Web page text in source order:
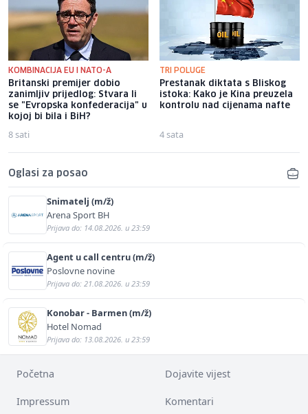
KOMBINACIJA EU I NATO-A
Britanski premijer dobio
zanimljiv prijedlog: Stvara li
se "Evropska konfederacija" u
kojoj bi bila i BiH?
8 sati
TRI POLUGE
Prestanak diktata s Bliskog
istoka: Kako je Kina preuzela
kontrolu nad cijenama nafte
4 sata
Oglasi za posao
Snimatelj (m/ž)
Arena Sport BH
Prijava do: 14.08.2026. u 23:59
Agent u call centru (m/ž)
Poslovne novine
Prijava do: 21.08.2026. u 23:59
Konobar - Barmen (m/ž)
Hotel Nomad
Prijava do: 13.08.2026. u 23:59
Početna Dojavite vijest
Impressum Komentari